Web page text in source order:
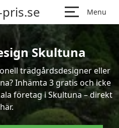
Menu
Skultuna
trädgårdsdesigner eller
Inhämta 3 gratis och icke
företag i Skultuna – direkt
här.